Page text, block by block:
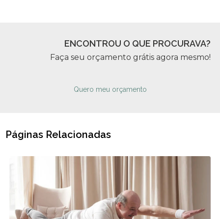
ENCONTROU O QUE PROCURAVA?
Faça seu orçamento grátis agora mesmo!
Quero meu orçamento
Páginas Relacionadas